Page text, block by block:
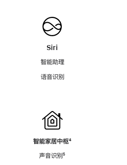
Siri
智能助理
语音识别
智能家居中枢脚
⁴
声音识别脚
⁵